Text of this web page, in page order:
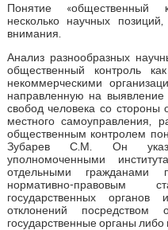
Понятие «общественный
несколько научных
внимания.
Анализ разнообразных
общественный контроль
некоммерческими
направленную на
свобод человека со стороны
местного самоуправления,
общественным контролем
Зубарев С.М. Он
уполномоченными
отдельными гражданами
нормативно-правовым
государственных органов
отклонений
государственные органы